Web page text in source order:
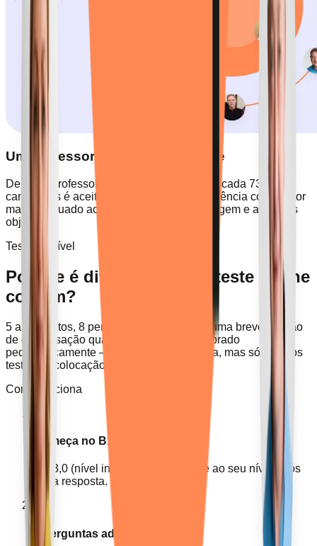
Um Professor Que o Compreende
De entre professores em que apenas 1 em cada 73
candidatos é aceite, fazemos a correspondência com o tutor
mais adequado ao seu estilo de aprendizagem e aos seus
objetivos.
Teste de nível
Porque é diferente de um teste online
comum?
5 a 8 minutos, 8 perguntas adaptativas e uma breve secção
de conversação quando necessário. Calibrado
pedagogicamente — uma versão reduzida, mas sólida, dos
testes de colocação CEFR.
Como funciona
Começa no B1
θ = 3,0 (nível intermédio); ajusta-se ao seu nível após
cada resposta.
8 perguntas adaptativas